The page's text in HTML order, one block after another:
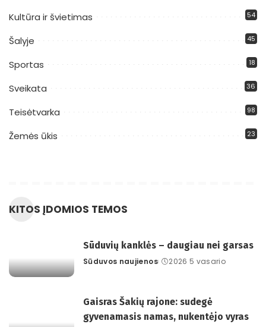
Kultūra ir švietimas 54
Šalyje 45
Sportas 18
Sveikata 36
Teisėtvarka 98
Žemės ūkis 23
KITOS ĮDOMIOS TEMOS
Sūduvių kanklės – daugiau nei garsas
Posted
Sūduvos naujienos 2026 5 vasario
Gaisras Šakių rajone: sudegė
gyvenamasis namas, nukentėjo vyras